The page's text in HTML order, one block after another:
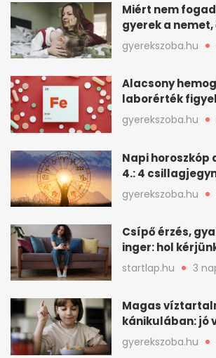
Miért nem
gyerek a
mondd ki jól?
gyerekszoba.hu
Alacsony
laborérték
vashiányra
gyerekszoba.hu
Napi horoszkóp
4.: 4
minden összejön
gyerekszoba.hu
Csípő érzés,
inger: hol
felfázás
startlap.hu 3
Magas
kánikulában: jó
gyerekeknek
gyerekszoba.hu